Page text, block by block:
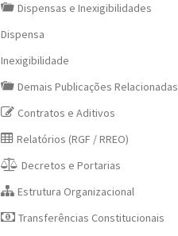
Dispensas e Inexigibilidades
Dispensa
Inexigibilidade
Demais Publicações Relacionadas
Contratos e Aditivos
Relatórios (RGF / RREO)
Decretos e Portarias
Estrutura Organizacional
Transferências Constitucionais